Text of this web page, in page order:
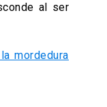
al ser
mordedura